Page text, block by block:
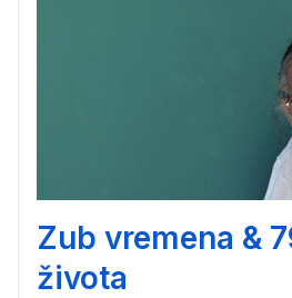
Zub vremena &
života